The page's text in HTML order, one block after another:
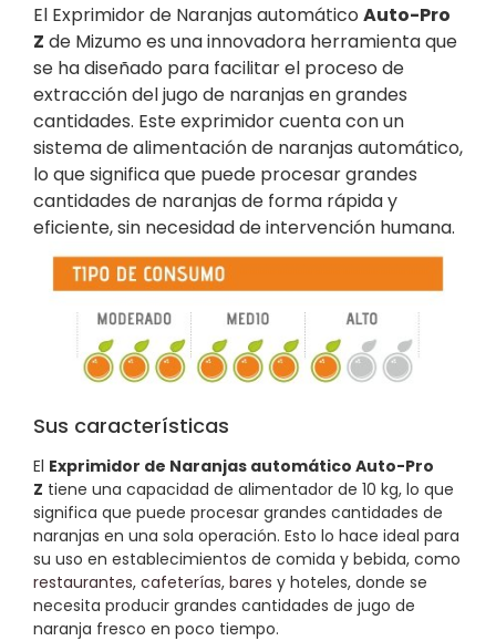
El Exprimidor de Naranjas automático Auto-Pro
Z de Mizumo es una innovadora herramienta que
se ha diseñado para facilitar el proceso de
extracción del jugo de naranjas en grandes
cantidades. Este exprimidor cuenta con un
sistema de alimentación de naranjas automático,
lo que significa que puede procesar grandes
cantidades de naranjas de forma rápida y
eficiente, sin necesidad de intervención humana.
Sus características
El Exprimidor de Naranjas automático Auto-Pro
Z tiene una capacidad de alimentador de 10 kg, lo que
significa que puede procesar grandes cantidades de
naranjas en una sola operación. Esto lo hace ideal para
su uso en establecimientos de comida y bebida, como
restaurantes, cafeterías, bares y hoteles, donde se
necesita producir grandes cantidades de jugo de
naranja fresco en poco tiempo.